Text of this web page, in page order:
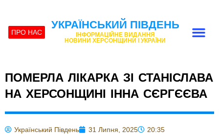
ПРО НАС
УКРАЇНСЬКИЙ ПІВДЕНЬ
ІНФОРМАЦІЙНЕ ВИДАННЯ
НОВИНИ ХЕРСОНЩИНИ І УКРАЇНИ
ПОМЕРЛА ЛІКАРКА ЗІ СТАНІСЛАВА
НА ХЕРСОНЩИНІ ІННА СЄРГЄЄВА
Український Південь 31 Липня, 2025
20:35